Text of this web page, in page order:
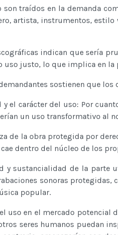
son traídos en la demanda
artista, instrumentos,
indican que sería
uso justo, lo que implica en la
sostienen que
el carácter del uso: Por
un uso transformativo al
de la obra protegida por
dentro del núcleo de los
y sustancialidad de la parte
sonoras protegidas,
popular.
uso en el mercado potencial
seres humanos puedan